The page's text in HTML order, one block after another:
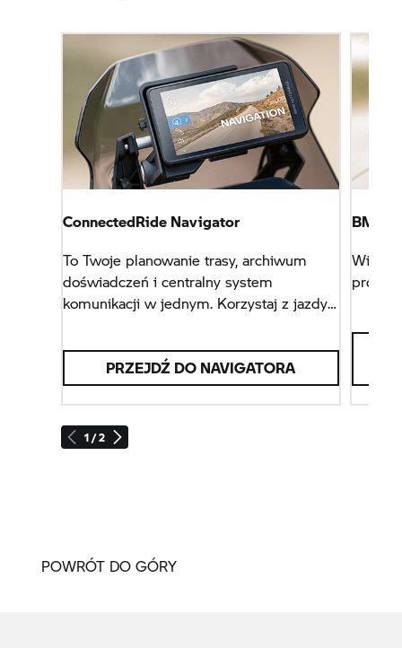
1 / 2
ConnectedRide Navigator
To Twoje planowanie trasy, archiwum
doświadczeń i centralny system
komunikacji w jednym. Korzystaj z jazdy
PRZEJDŹ DO NAVIGATORA
BMW
Więcej
POWRÓT DO GÓRY